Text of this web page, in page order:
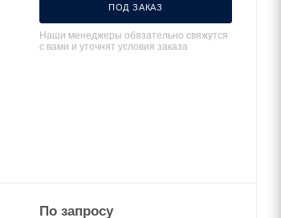
ПОД ЗАКАЗ
Наши менеджеры обязательно свяжутся
с вами и уточнят условия заказа
По запросу